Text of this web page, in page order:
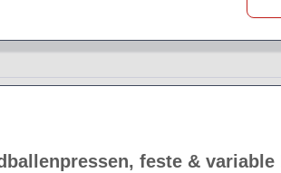
feste & variable